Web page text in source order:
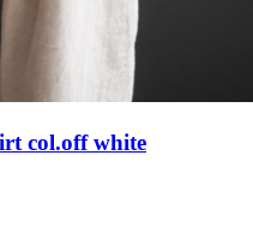
col.off white